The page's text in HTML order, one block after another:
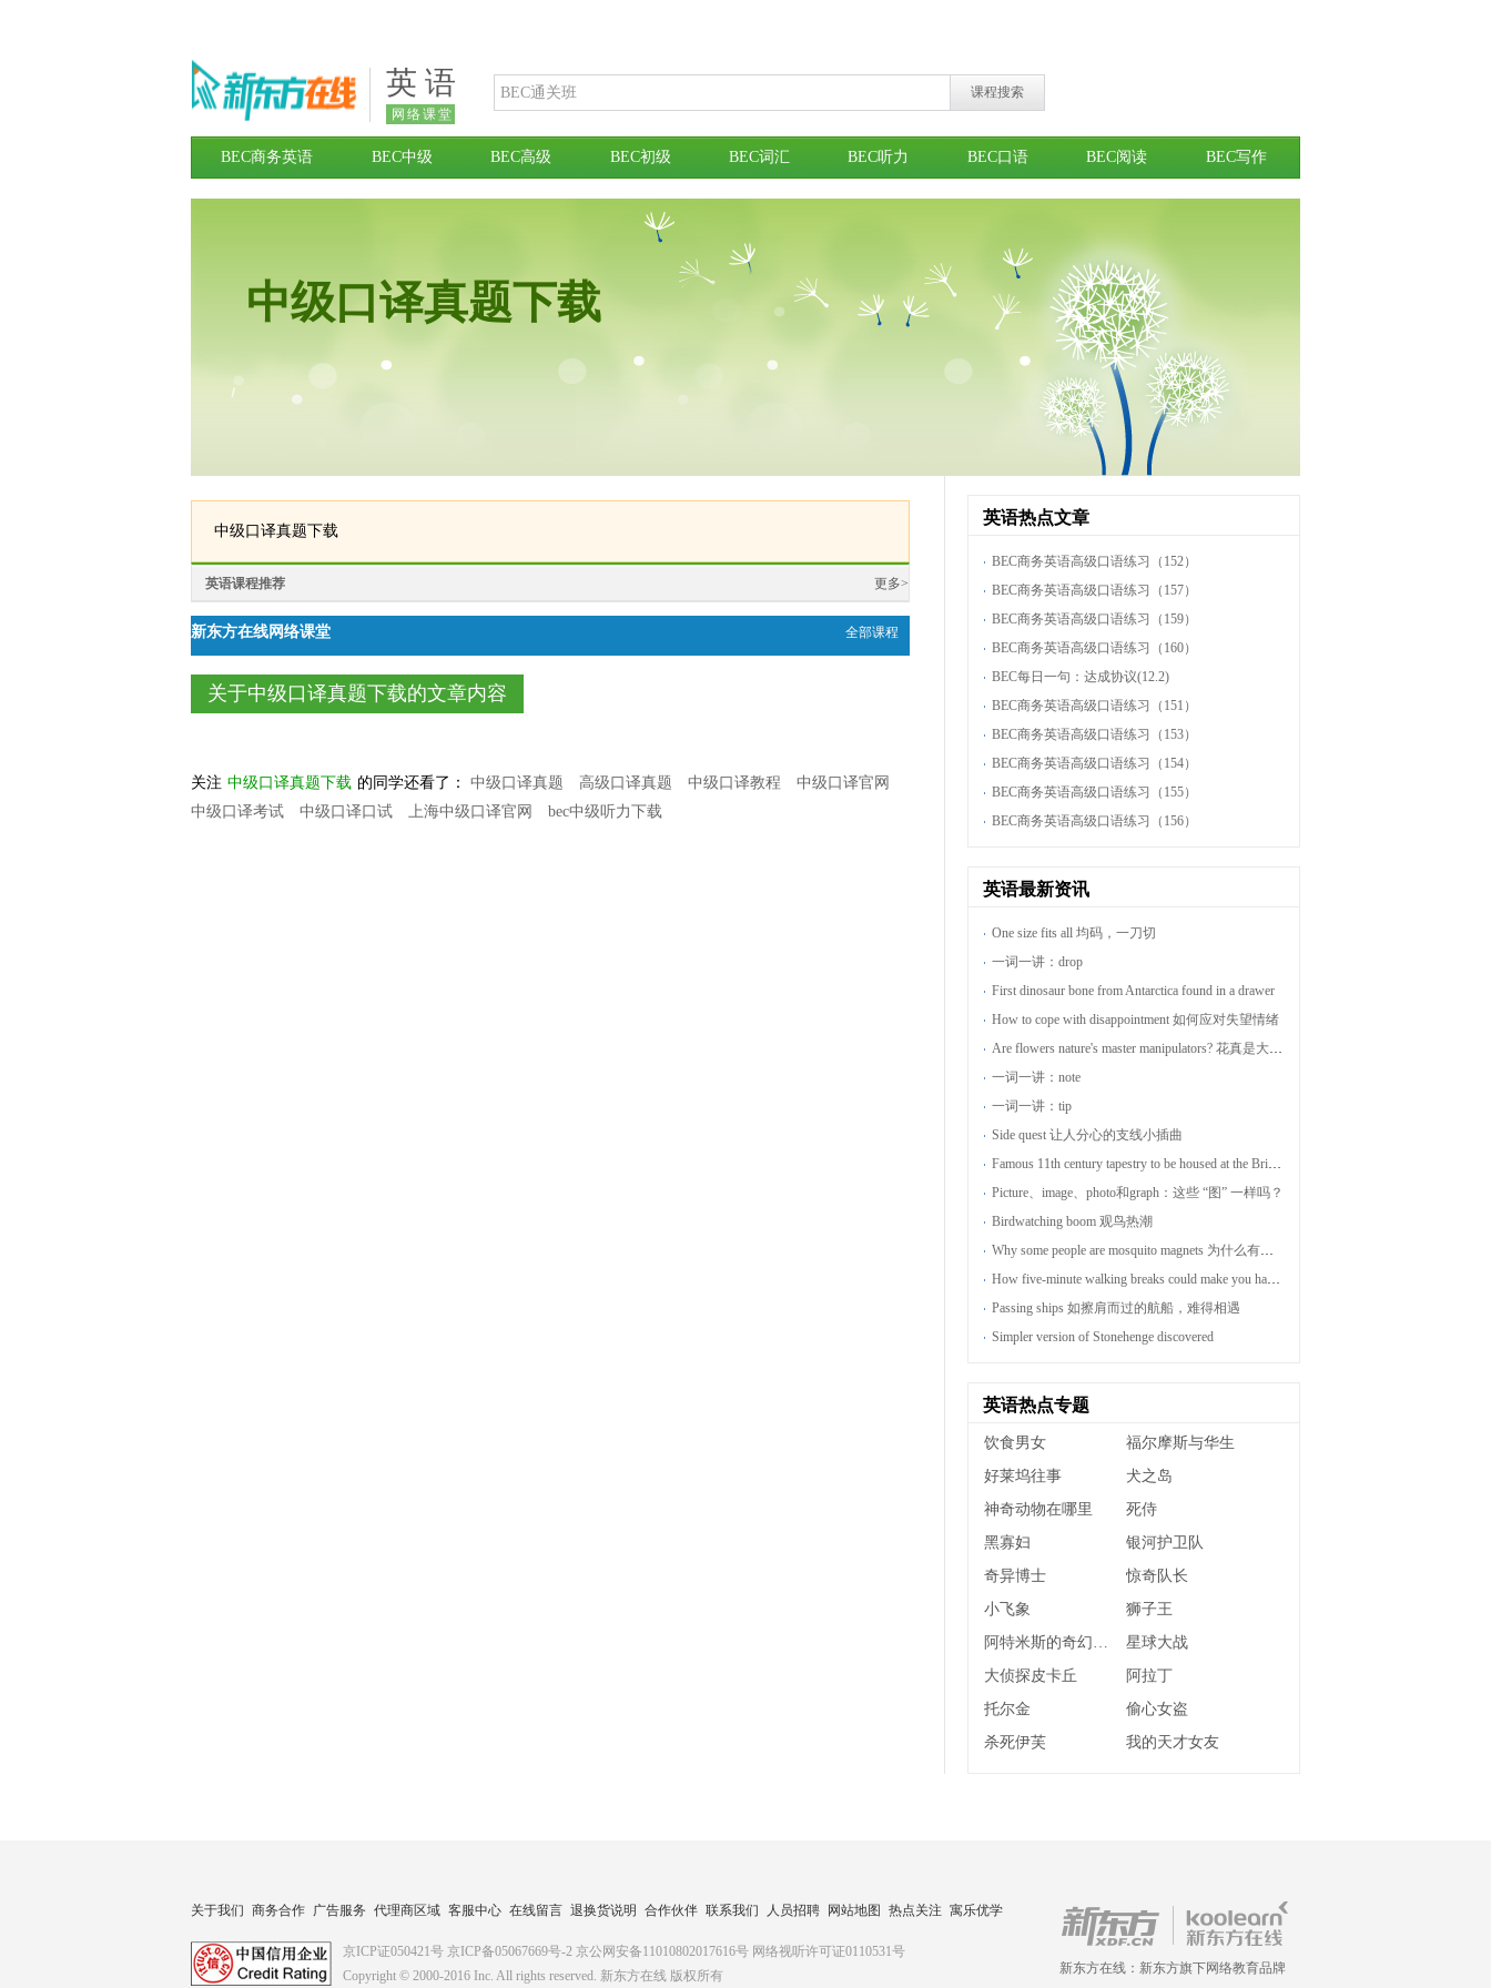
英 语
网络课堂
课程搜索
BEC商务英语 BEC中级 BEC高级 BEC初级 BEC词汇 BEC听力 BEC口语 BEC阅读 BEC写作
中级口译真题下载
中级口译真题下载
英语课程推荐 更多>
新东方在线网络课堂 全部课程
关于中级口译真题下载的文章内容
关注 中级口译真题下载 的同学还看了： 中级口译真题 高级口译真题 中级口译教程
中级口译官网
中级口译考试
中级口译口试 上海中级口译官网 bec中级听力下载
英语热点文章
BEC商务英语高级口语练习（152）
BEC商务英语高级口语练习（157）
BEC商务英语高级口语练习（159）
BEC商务英语高级口语练习（160）
BEC每日一句：达成协议(12.2)
BEC商务英语高级口语练习（151）
BEC商务英语高级口语练习（153）
BEC商务英语高级口语练习（154）
BEC商务英语高级口语练习（155）
BEC商务英语高级口语练习（156）
英语最新资讯
One size fits all 均码，一刀切
一词一讲：drop
First dinosaur bone from Antarctica found in a drawer
How to cope with disappointment 如何应对失望情绪
Are flowers nature's master manipulators? 花真是大自然的操纵大师吗
一词一讲：note
一词一讲：tip
Side quest 让人分心的支线小插曲
Famous 11th century tapestry to be housed at the British museum
Picture、image、photo和graph：这些 “图” 一样吗？
Birdwatching boom 观鸟热潮
Why some people are mosquito magnets 为什么有的人更容易招蚊子咬
How five-minute walking breaks could make you happier
Passing ships 如擦肩而过的航船，难得相遇
Simpler version of Stonehenge discovered
英语热点专题
饮食男女
福尔摩斯与华生
好莱坞往事
犬之岛
神奇动物在哪里
死侍
黑寡妇
银河护卫队
奇异博士
惊奇队长
小飞象
狮子王
阿特米斯的奇幻历险
星球大战
大侦探皮卡丘
阿拉丁
托尔金
偷心女盗
杀死伊芙
我的天才女友
关于我们 商务合作 广告服务 代理商区域 客服中心 在线留言 退换货说明 合作伙伴 联系我们 人员招聘 网站地图 热点关注 寓乐优学
京ICP证050421号 京ICP备05067669号-2 京公网安备11010802017616号 网络视听许可证0110531号
Copyright © 2000-2016 Inc. All rights reserved. 新东方在线 版权所有 新东方在线：新东方旗下网络教育品牌